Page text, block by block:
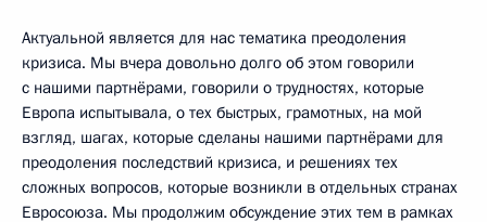
Актуальной является для нас тематика преодоления
кризиса. Мы вчера довольно долго об этом говорили
с нашими партнёрами, говорили о трудностях, которые
Европа испытывала, о тех быстрых, грамотных, на мой
взгляд, шагах, которые сделаны нашими партнёрами для
преодоления последствий кризиса, и решениях тех
сложных вопросов, которые возникли в отдельных странах
Евросоюза. Мы продолжим обсуждение этих тем в рамках